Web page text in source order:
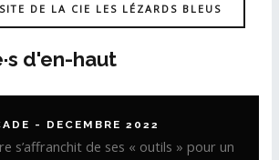
DE LA CIE LES LÉZARDS BLEUS
d'en-haut
- DECEMBRE 2022
s’affranchit de ses « outils » pour un